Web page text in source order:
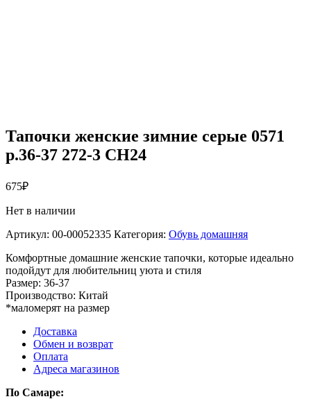
Тапочки женские зимние серые 0571
р.36-37 272-3 СН24
675₽
Нет в наличии
Артикул: 00-00052335 Категория: Обувь домашняя
Комфортные домашние женские тапочки, которые идеально
подойдут для любительниц уюта и стиля
Размер: 36-37
Производство: Китай
*маломерят на размер
Доставка
Обмен и возврат
Оплата
Адреса магазинов
По Самаре: